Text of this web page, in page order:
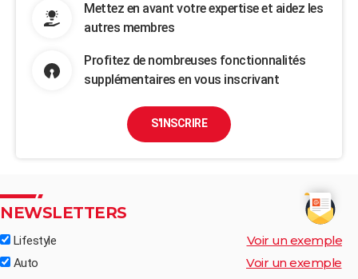
Mettez en avant votre expertise et aidez les
autres membres
Profitez de nombreuses fonctionnalités
supplémentaires en vous inscrivant
S'INSCRIRE
NEWSLETTERS
Lifestyle Voir un exemple
Auto Voir un exemple